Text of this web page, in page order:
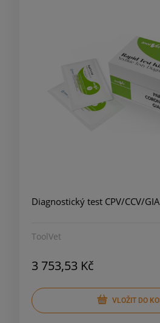
Diagnostický test CPV/CCV/
ToolVet
3 753,53 Kč
VLOŽIT DO